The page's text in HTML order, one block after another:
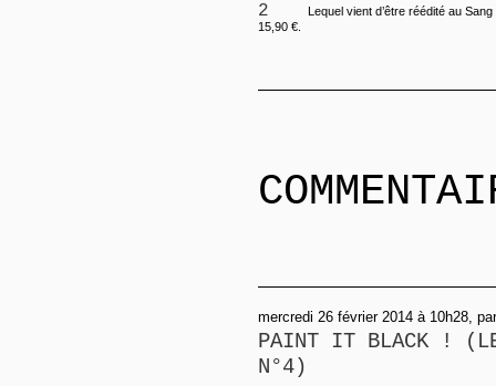
2
Lequel vient d’être réédité au
15,90 €.
mercredi 26 février 2014 à 10h28,
PAINT IT BLACK !
N°4)